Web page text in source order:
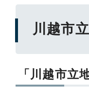
川越市
「川越市立